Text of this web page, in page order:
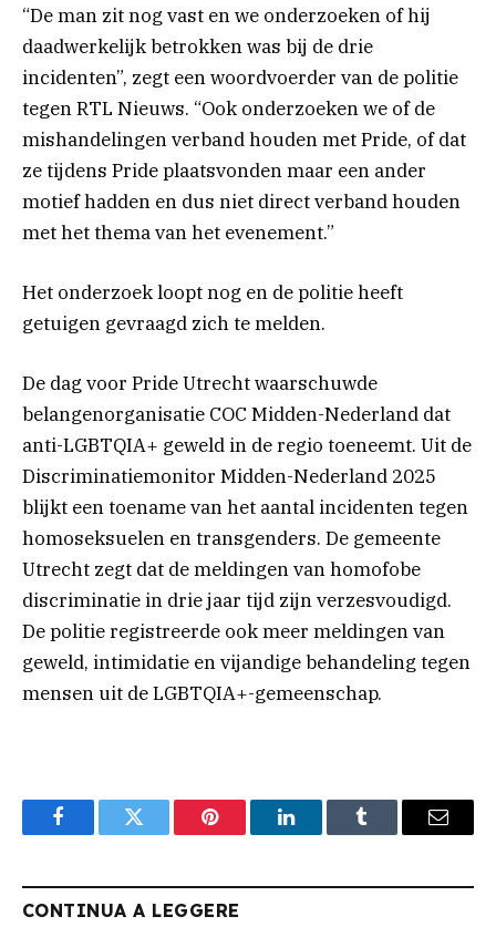
“De man zit nog vast en we onderzoeken of hij
daadwerkelijk betrokken was bij de drie
incidenten”, zegt een woordvoerder van de politie
tegen RTL Nieuws. “Ook onderzoeken we of de
mishandelingen verband houden met Pride, of dat
ze tijdens Pride plaatsvonden maar een ander
motief hadden en dus niet direct verband houden
met het thema van het evenement.”
Het onderzoek loopt nog en de politie heeft
getuigen gevraagd zich te melden.
De dag voor Pride Utrecht waarschuwde
belangenorganisatie COC Midden-Nederland dat
anti-LGBTQIA+ geweld in de regio toeneemt. Uit de
Discriminatiemonitor Midden-Nederland 2025
blijkt een toename van het aantal incidenten tegen
homoseksuelen en transgenders. De gemeente
Utrecht zegt dat de meldingen van homofobe
discriminatie in drie jaar tijd zijn verzesvoudigd.
De politie registreerde ook meer meldingen van
geweld, intimidatie en vijandige behandeling tegen
mensen uit de LGBTQIA+-gemeenschap.
FacebookTwitter Pinterest LinkedInTumblr Email
CONTINUA A LEGGERE